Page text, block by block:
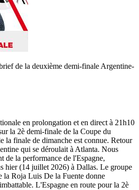
de la deuxième demi-finale Argentine-
en prolongation et en direct à 21h10
la 2è demi-finale de la Coupe du
la finale de dimanche est connue. Retour
qui se déroulait à Atlanta. Nous
de la performance de l'Espagne,
hier (14 juillet 2026) à Dallas. Le groupe
la Roja Luis De la Fuente donne
L'Espagne en route pour la 2è